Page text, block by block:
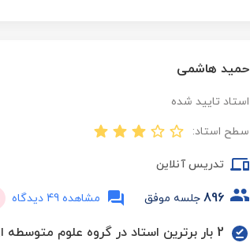
حمید هاشمی
استاد تایید شده
سطح استاد:
تدریس آنلاین
896 جلسه موفق مشاهده 49 دیدگاه
2 بار برترین استاد در گروه علوم متوسطه اول در فصول مختلف